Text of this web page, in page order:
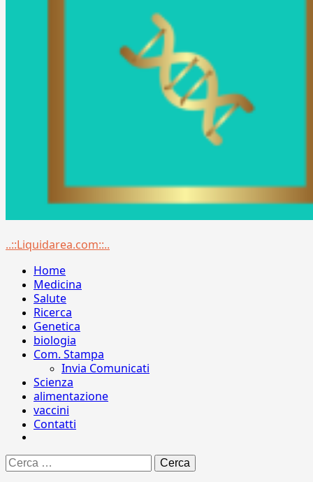
Menu
..::Liquidarea.com::..
Home
Medicina
Salute
Ricerca
Genetica
biologia
Com. Stampa
Invia Comunicati
Scienza
alimentazione
vaccini
Contatti
Ricerca
per: